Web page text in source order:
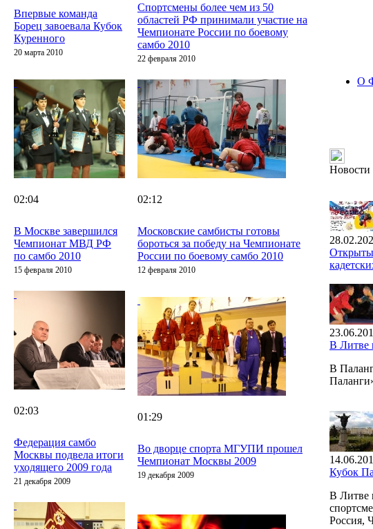
Впервые команда
Борец завоевала Кубок
Куренного
20 марта 2010
Спортсмены более чем из 50
областей РФ принимали участие на
Чемпионате России по боевому
самбо 2010
22 февраля 2010
02:04
В Москве завершился
Чемпионат МВД РФ
по самбо 2010
15 февраля 2010
02:12
Московские самбисты готовы
бороться за победу на Чемпионате
России по боевому самбо 2010
12 февраля 2010
02:03
Федерация самбо
Москвы подвела итоги
уходящего 2009 года
21 декабря 2009
01:29
Во дворце спорта МГУПИ прошел
Чемпионат Москвы 2009
19 декабря 2009
О
Новости
В Литве
В
Кубок
В Литве
Россия,